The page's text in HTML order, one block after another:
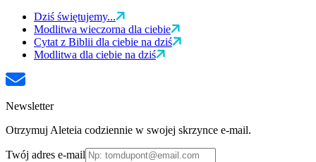
Dziś świętujemy...
Modlitwa wieczorna dla ciebie
Cytat z Biblii dla ciebie na dziś
Modlitwa dla ciebie na dziś
Newsletter
Otrzymuj Aleteia codziennie w swojej skrzynce e-mail.
Twój adres e-mail